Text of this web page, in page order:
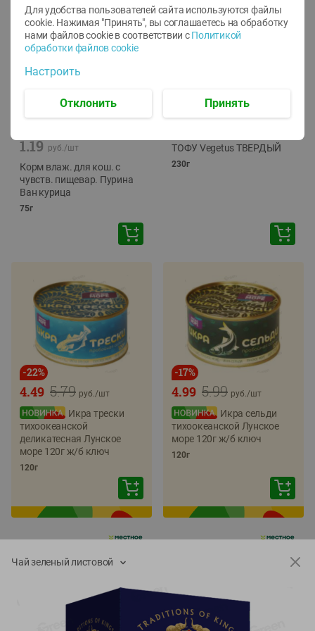
1.19 руб./шт
Корм влаж. для кош. с
чувств. пищевар. Пурина
Ван курица
75г
ТОФУ Vegetus ТВЕРДЫЙ
230г
-22%
5.79
4.49 руб./шт
Икра трески
тихоокеанской
деликатесная Лунское
море 120г ж/б ключ
120г
-17%
5.99
4.99 руб./шт
Икра сельди
тихоокеанской Лунское
море 120г ж/б ключ
120г
Чай зеленый листовой
Для удобства пользователей сайта используются файлы
cookie. Нажимая "Принять", вы соглашаетесь на обработку
нами файлов cookie в соответствии с Политикой
обработки файлов cookie
Настроить
Отклонить Принять